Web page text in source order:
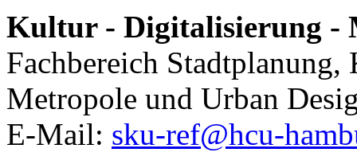
Kultur - Digitalisierung -
Fachbereich
Metropole und Urban
E-Mail: sku-ref@hcu-